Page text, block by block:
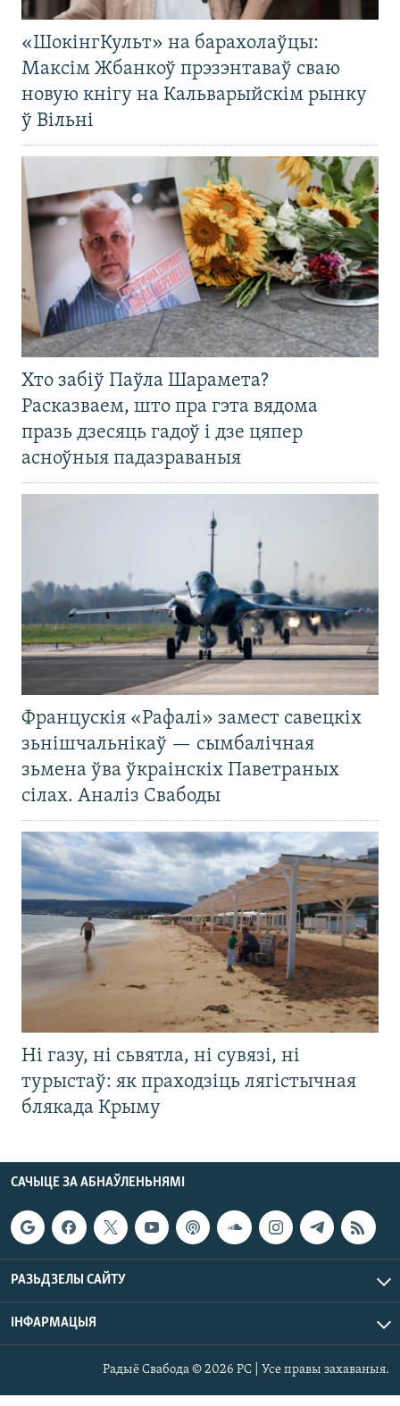
«ШокінгКульт» на барахолаўцы:
Максім Жбанкоў прэзэнтаваў сваю
новую кнігу на Кальварыйскім рынку
ў Вільні
Хто забіў Паўла Шарамета?
Расказваем, што пра гэта вядома
празь дзесяць гадоў і дзе цяпер
асноўныя падазраваныя
Францускія «Рафалі» замест савецкіх
зьнішчальнікаў — сымбалічная
зьмена ўва ўкраінскіх Паветраных
сілах. Аналіз Свабоды
Ні газу, ні сьвятла, ні сувязі, ні
турыстаў: як праходзіць лягістычная
блякада Крыму
САЧЫЦЕ ЗА АБНАЎЛЕНЬНЯМІ
РАЗЬДЗЕЛЫ САЙТУ
ІНФАРМАЦЫЯ
Радыё Свабода © 2026 РС | Усе правы захаваныя.